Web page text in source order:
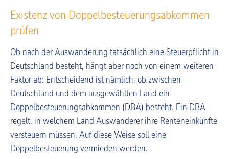
Existenz von Doppelbesteuerungsabkommen
prüfen
Ob nach der Auswanderung tatsächlich eine Steuerpflicht in
Deutschland besteht, hängt aber noch von einem weiteren
Faktor ab: Entscheidend ist nämlich, ob zwischen
Deutschland und dem ausgewählten Land ein
Doppelbesteuerungsabkommen (DBA) besteht. Ein DBA
regelt, in welchem Land Auswanderer ihre Renteneinkünfte
versteuern müssen. Auf diese Weise soll eine
Doppelbesteuerung vermieden werden.